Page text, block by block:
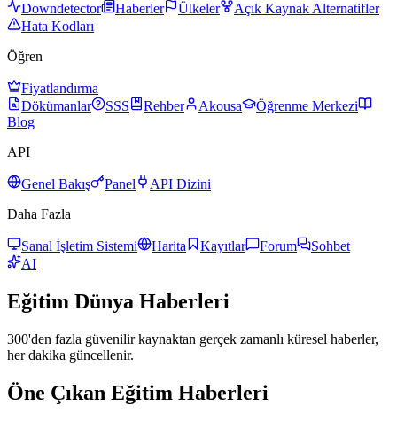
Downdetector Haberler Ülkeler
Açık Kaynak Alternatifler
Hata Kodları
Öğren
Fiyatlandırma
Dökümanlar
SSS Rehber Akousa
Öğrenme Merkezi
Blog
API
Genel Bakış Panel
API Dizini
Daha Fazla
Sanal İşletim Sistemi Harita Kayıtlar Forum
Sohbet
AI
Eğitim Dünya Haberleri
300'den fazla güvenilir kaynaktan gerçek zamanlı küresel haberler,
her dakika güncellenir.
Öne Çıkan Eğitim Haberleri